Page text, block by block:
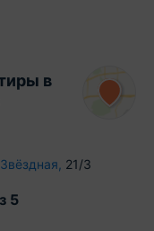
в
21/3
5